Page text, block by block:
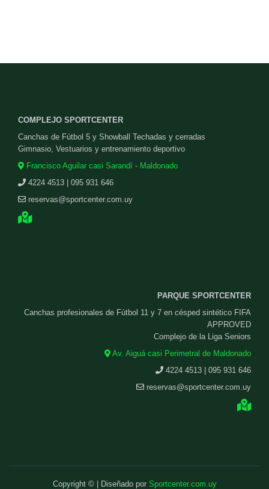
COMPLEJO SPORTCENTER
Canchas de Fútbol 5 y Showball Techadas y cerradas
Gimnasio, Vestuarios y entrenamiento deportivo
Francisco Aguilar casi Sarandí - Maldonado
4224 4513 | 095 931 646
reservas@sportcenter.com.uy
PARQUE SPORTCENTER
Canchas profesionales de Fútbol 11 y 7 en césped sintético FIFA
APPROVED
Complejo de la Liga Seniors
Av. Aiguá casi Perimetral de Maldonado
4224 4513 | 095 931 646
reservas@sportcenter.com.uy
Copyright © | Diseñado por Sportcenter.com.uy